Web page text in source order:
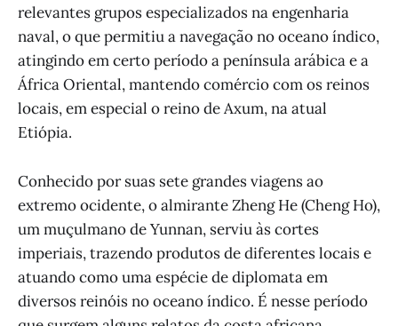
relevantes grupos especializados na engenharia
naval, o que permitiu a navegação no oceano índico,
atingindo em certo período a península arábica e a
África Oriental, mantendo comércio com os reinos
locais, em especial o reino de Axum, na atual
Etiópia.
Conhecido por suas sete grandes viagens ao
extremo ocidente, o almirante Zheng He (Cheng Ho),
um muçulmano de Yunnan, serviu às cortes
imperiais, trazendo produtos de diferentes locais e
atuando como uma espécie de diplomata em
diversos reinóis no oceano índico. É nesse período